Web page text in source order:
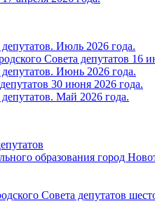
Июль 2026 года.
Совета депутатов 16
Июнь 2026 года.
30 июня 2026 года.
Май 2026 года.
образования город
Совета депутатов